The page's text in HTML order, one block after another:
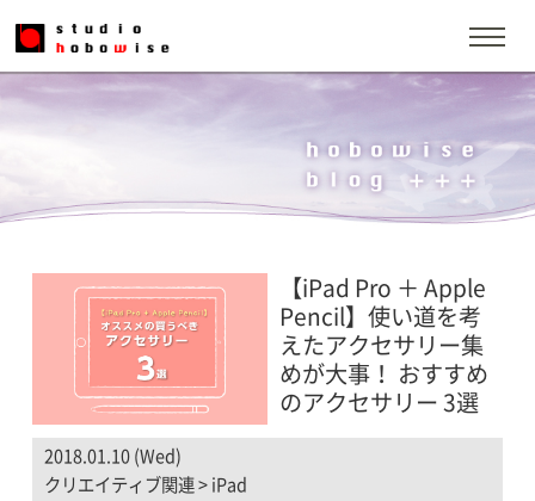
【iPad Pro ＋ Apple
Pencil】使い道を考
えたアクセサリー集
めが大事！ おすすめ
のアクセサリー 3選
2018.01.10 (Wed)
クリエイティブ関連>iPad